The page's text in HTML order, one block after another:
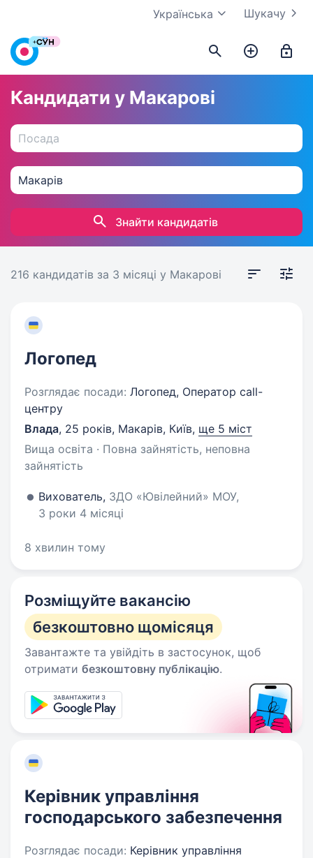
Шукачу
Українська
Кандидати у Макарові
Знайти кандидатів
216 кандидатів за 3 місяці у Макарові
Логопед
Розглядає посади: Логопед, Оператор call-
центру
Влада, 25 років, Макарів, Київ, ще 5 міст
Вища освіта · Повна зайнятість, неповна
зайнятість
Вихователь, ЗДО «Ювілейний» МОУ,
3 роки 4 місяці
8 хвилин тому
Розміщуйте вакансію
безкоштовно щомісяця
Завантажте та увійдіть в застосунок, щоб
отримати безкоштовну публікацію.
Керівник управління
господарського забезпечення
Розглядає посади: Керівник управління